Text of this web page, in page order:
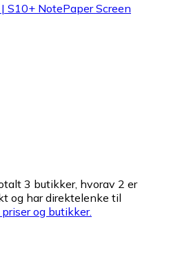
S10+ NotePaper Screen
3 butikker, hvorav 2 er
og har direktelenke til
og butikker.